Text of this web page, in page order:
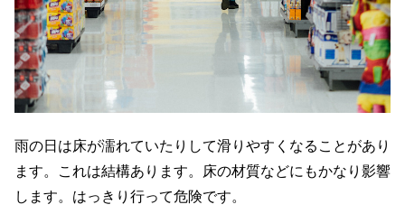
雨の日は床が濡れていたりして滑りやすくなることがあり
ます。これは結構あります。床の材質などにもかなり影響
します。はっきり行って危険です。